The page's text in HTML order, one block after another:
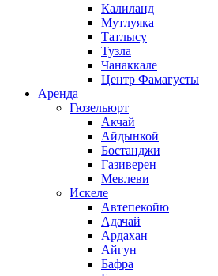
Калиланд
Мутлуяка
Татлысу
Тузла
Чанаккале
Центр Фамагусты
Аренда
Гюзельюрт
Акчай
Айдынкой
Бостанджи
Газиверен
Мевлеви
Искеле
Автепекойю
Адачай
Ардахан
Айгун
Бафра